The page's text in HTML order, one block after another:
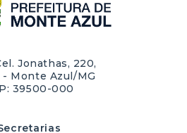
Jonathas, 220,
Monte Azul/MG
39500-000